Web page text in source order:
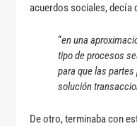
acuerdos sociales, decía
“en una
tipo de procesos
para que las
solución
De otro, terminaba con